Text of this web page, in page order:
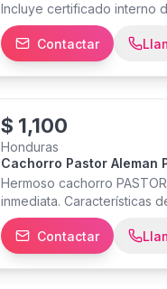
Incluye certificado interno
dia, y soporte veterinario.
Contamos con anos de
Centroamerica.
entrega.
Contactar
$ 1,100
Honduras
Cachorro Pastor Aleman
Hermoso cachorro
inmediata. Características
erectas.. Incluye: -
Desparasitación completa
premium - Contrato de
responsable con
Contactar